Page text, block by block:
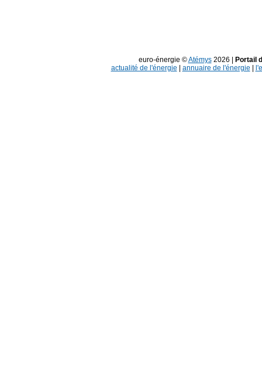
euro-énergie ©Atémys2026 |
Portail
actualité de l'énergie
annuaire de l'énergie